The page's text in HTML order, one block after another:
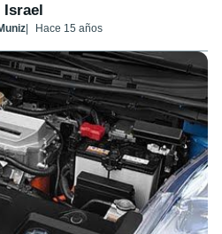
Israel
Hace 15 años